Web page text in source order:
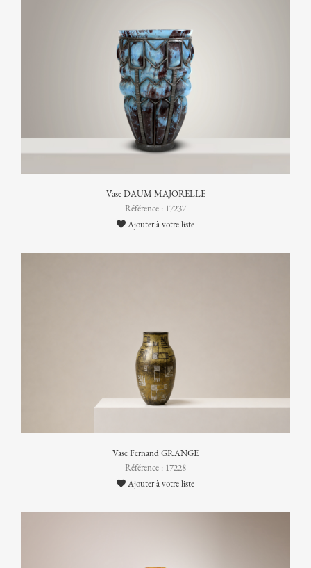
Vase DAUM MAJORELLE
Référence : 17237
Ajouter à votre liste
Vase Fernand GRANGE
Référence : 17228
Ajouter à votre liste